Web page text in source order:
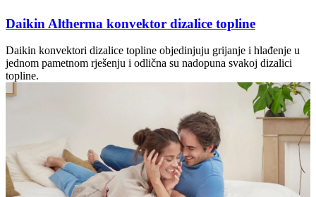
Daikin Altherma konvektor dizalice topline
Daikin konvektori dizalice topline objedinjuju grijanje i hlađenje u
jednom pametnom rješenju i odlična su nadopuna svakoj dizalici
topline.